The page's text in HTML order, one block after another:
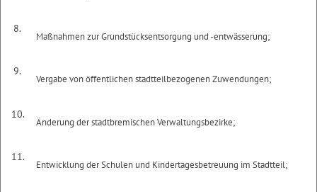
8.
Maßnahmen zur Grundstücksentsorgung und -entwässerung;
9.
Vergabe von öffentlichen stadtteilbezogenen Zuwendungen;
10.
Änderung der stadtbremischen Verwaltungsbezirke;
11.
Entwicklung der Schulen und Kindertagesbetreuung im Stadtteil;